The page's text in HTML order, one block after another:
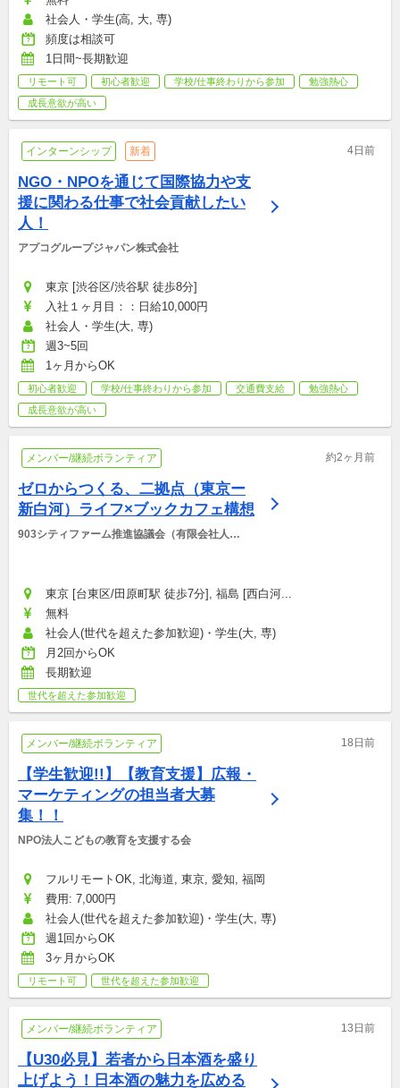
社会人・学生(高, 大, 専)
頻度は相談可
1日間~長期歓迎
リモート可 初心者歓迎 学校/仕事終わりから参加
勉強熱心
成長意欲が高い
インターンシップ 新着 4日前
NGO・NPOを通じて国際協力や支
援に関わる仕事で社会貢献したい
人！
アプコグループジャパン株式会社
東京 [渋谷区/渋谷駅 徒歩8分]
入社１ヶ月目：：日給10,000円
社会人・学生(大, 専)
週3~5回
1ヶ月からOK
初心者歓迎 学校/仕事終わりから参加 交通費支給
勉強熱心
成長意欲が高い
メンバー/継続ボランティア 約2ヶ月前
ゼロからつくる、二拠点（東京ー
新白河）ライフ×ブックカフェ構想
903シティファーム推進協議会（有限会社人
東京 [台東区/田原町駅 徒歩7分], 福島 [西白河...
無料
社会人(世代を超えた参加歓迎)・学生(大, 専)
月2回からOK
長期歓迎
世代を超えた参加歓迎
メンバー/継続ボランティア 18日前
【学生歓迎!!】【教育支援】広報・
マーケティングの担当者大募
集！！
NPO法人こどもの教育を支援する会
フルリモートOK, 北海道, 東京, 愛知, 福岡
費用: 7,000円
社会人(世代を超えた参加歓迎)・学生(大, 専)
週1回からOK
3ヶ月からOK
リモート可 世代を超えた参加歓迎
メンバー/継続ボランティア 13日前
【U30必見】若者から日本酒を盛り
上げよう！日本酒の魅力を広める